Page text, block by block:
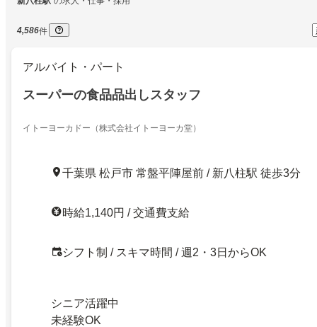
4,586件
アルバイト・パート
スーパーの食品品出しスタッフ
イトーヨーカドー（株式会社イトーヨーカ堂）
千葉県 松戸市 常盤平陣屋前 / 新八柱駅 徒歩3分
時給1,140円 / 交通費支給
シフト制 / スキマ時間 / 週2・3日からOK
シニア活躍中
未経験OK